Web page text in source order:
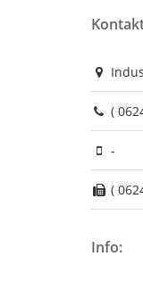
(
-
(
Info: